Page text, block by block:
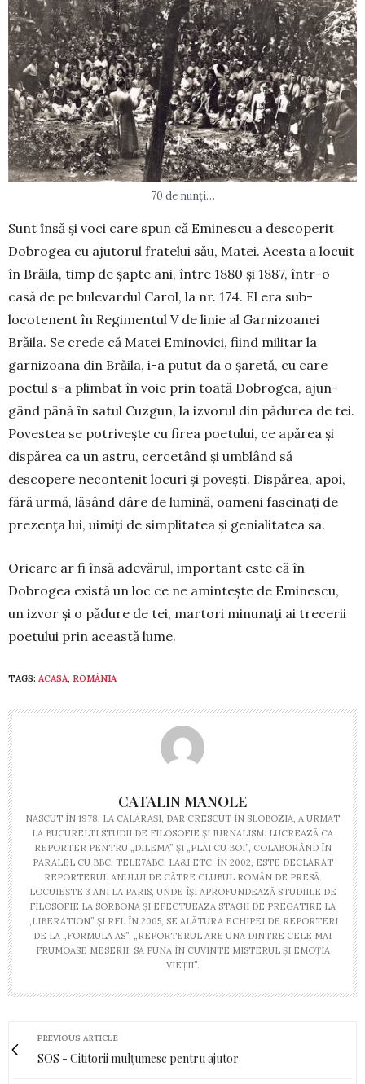
70 de nunți…
Sunt însă și voci care spun că Emi­nes­cu a descoperit
Dobrogea cu ajutorul fratelui său, Matei. Acesta a locuit
în Bră­ila, timp de șapte ani, între 1880 și 1887, într-o
casă de pe bulevardul Carol, la nr. 174. El era sub­
locotenent în Re­gi­mentul V de linie al Garnizoanei
Brăila. Se crede că Matei Emi­no­vici, fiind militar la
garnizoana din Bră­ila, i-a putut da o şaretă, cu care
poetul s-a plimbat în voie prin toată Dobrogea, ajun­
gând până în satul Cuzgun, la izvorul din pădurea de tei.
Povestea se potrivește cu firea po­e­tului, ce apărea și
dispărea ca un astru, cercetând și umblând să
descopere ne­con­tenit locuri și povești. Dispărea, apoi,
fără urmă, lăsând dâre de lumină, oameni fascinați de
prezența lui, uimiți de simpli­ta­tea și genialitatea sa.
Oricare ar fi însă adevărul, important este că în
Dobrogea există un loc ce ne amin­tește de Eminescu,
un izvor și o pă­dure de tei, martori minunați ai trecerii
poetului prin această lume.
TAGS: ACASĂ, ROMÂNIA
CATALIN MANOLE
NĂSCUT ÎN 1978, LA CĂLĂRAȘI, DAR CRESCUT ÎN SLOBOZIA, A URMAT
LA BUCURELTI STUDII DE FILOSOFIE ȘI JURNALISM. LUCREAZĂ CA
REPORTER PENTRU „DILEMA” ȘI „PLAI CU BOI”, COLABORÂND ÎN
PARALEL CU BBC, TELE7ABC, LA&I ETC. ÎN 2002, ESTE DECLARAT
REPORTERUL ANULUI DE CĂTRE CLUBUL ROMÂN DE PRESĂ.
LOCUIEȘTE 3 ANI LA PARIS, UNDE ÎȘI APROFUNDEAZĂ STUDIILE DE
FILOSOFIE LA SORBONA ȘI EFECTUEAZĂ STAGII DE PREGĂTIRE LA
„LIBERATION” ȘI RFI. ÎN 2005, SE ALĂTURA ECHIPEI DE REPORTERI
DE LA „FORMULA AS”. „REPORTERUL ARE UNA DINTRE CELE MAI
FRUMOASE MESERII: SĂ PUNĂ ÎN CUVINTE MISTERUL ȘI EMOȚIA
VIEȚII”.
PREVIOUS ARTICLE
SOS - Cititorii mulțumesc pentru ajutor